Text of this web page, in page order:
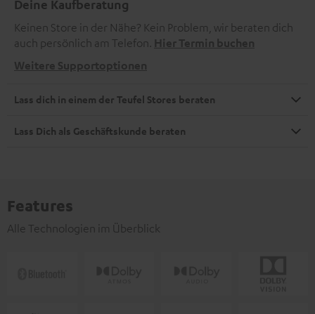
Deine Kaufberatung
Keinen Store in der Nähe? Kein Problem, wir beraten dich
auch persönlich am Telefon. Hier Termin buchen
Weitere Supportoptionen
Lass dich in einem der Teufel Stores beraten
Lass Dich als Geschäftskunde beraten
Features
Alle Technologien im Überblick